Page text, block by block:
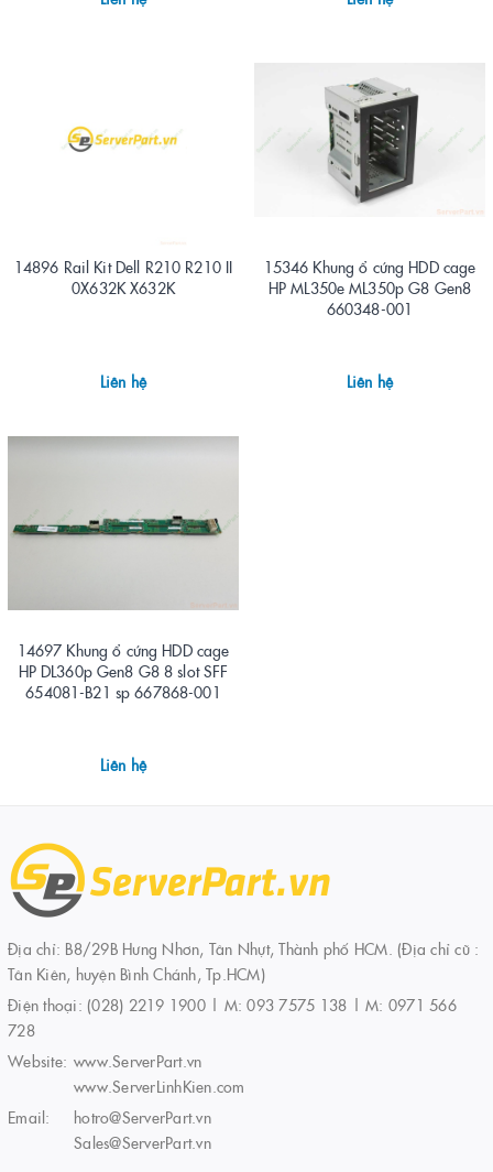
14896 Rail Kit Dell R210 R210 II
0X632K X632K
Liên hệ
15346 Khung ổ cứng HDD cage
HP ML350e ML350p G8 Gen8
660348-001
Liên hệ
14697 Khung ổ cứng HDD cage
HP DL360p Gen8 G8 8 slot SFF
654081-B21 sp 667868-001
Liên hệ
Địa chỉ: B8/29B Hưng Nhơn, Tân Nhựt, Thành phố HCM. (Địa chỉ cũ :
Tân Kiên, huyện Bình Chánh, Tp.HCM)
Điện thoại: (028) 2219 1900 | M: 093 7575 138 | M: 0971 566
728
Website: www.ServerPart.vn
www.ServerLinhKien.com
Email:
hotro@ServerPart.vn
Sales@ServerPart.vn